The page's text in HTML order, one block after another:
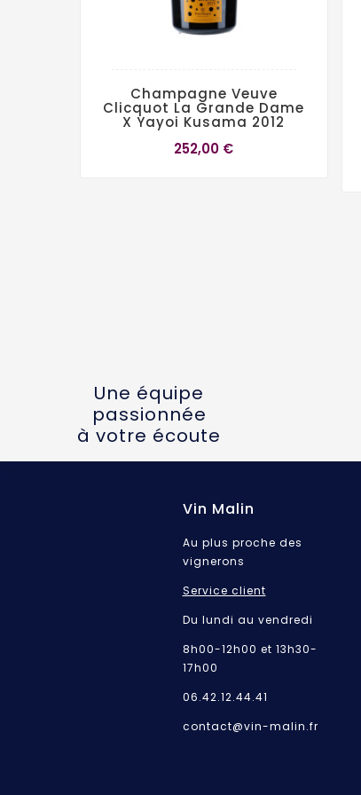
Champagne Veuve
Clicquot La Grande Dame
X Yayoi Kusama 2012
252,00 €
Une équipe
passionnée
à votre écoute
Vin Malin
Au plus proche des
vignerons
Service client
Du lundi au vendredi
8h00-12h00 et 13h30-
17h00
06.42.12.44.41
contact@vin-malin.fr